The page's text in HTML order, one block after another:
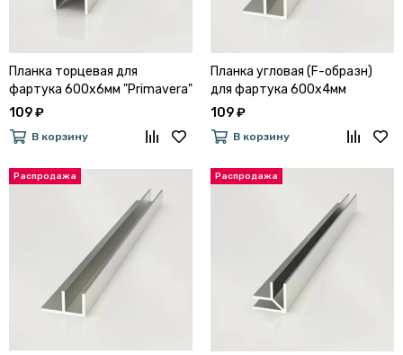
Планка торцевая для
фартука 600х6мм "Primavera"
(Металл Серебристый)
109 ₽
В корзину
Планка угловая (F-образн)
для фартука 600х4мм
"Primavera"(Металл
109 ₽
В корзину